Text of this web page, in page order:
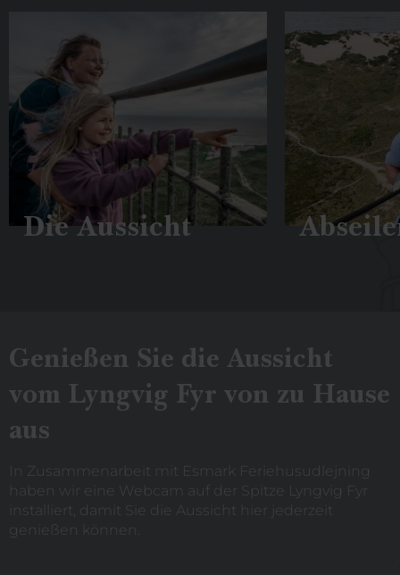
Die Aussicht
Genießen Sie die Aussicht
vom Lyngvig Fyr von zu Hause
aus
In Zusammenarbeit mit Esmark Feriehusudlejning
haben wir eine Webcam auf der Spitze Lyngvig Fyr
installiert, damit Sie die Aussicht hier jederzeit
genießen können.